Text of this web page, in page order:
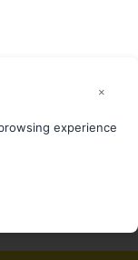
×
experience